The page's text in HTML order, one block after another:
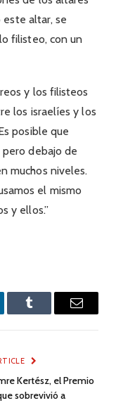
este altar, se
filisteo, con un
y los filisteos
los israelíes y los
posible que
pero debajo de
muchos niveles.
el mismo
y ellos.”
Tumblr Email
Kertész, el Premio
sobrevivió a